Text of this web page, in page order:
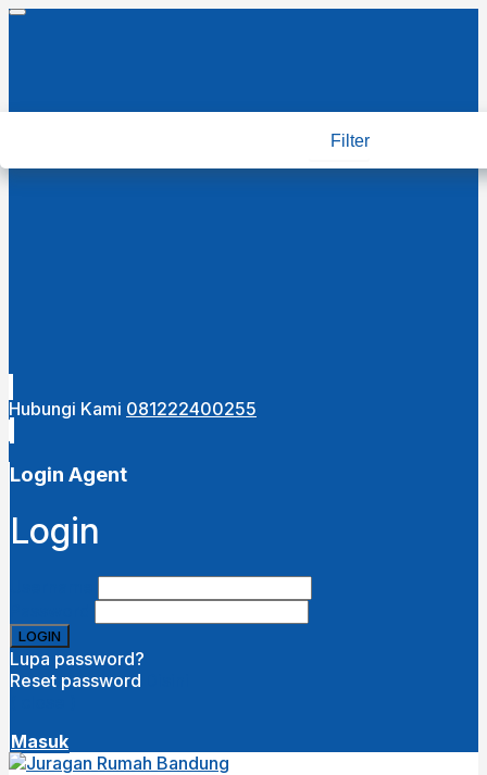
Hubungi Kami 081222400255
Login Agent
Login
Lupa password?
Reset password
Masuk
Filter